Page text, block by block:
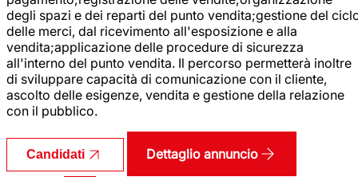
degli spazi e dei reparti del punto vendita;gestione del
delle merci, dal ricevimento all'esposizione e alla
vendita;applicazione delle procedure di sicurezza
all'interno del punto vendita. Il percorso permetterà inoltre
di sviluppare capacità di comunicazione con il cliente,
ascolto delle esigenze, vendita e gestione della relazione
con il pubblico.
Candidati Dettaglio annuncio